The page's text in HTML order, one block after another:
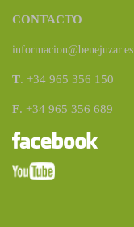
CONTACTO
informacion@benejuzar.es
T. +34 965 356 150
F. +34 965 356 689